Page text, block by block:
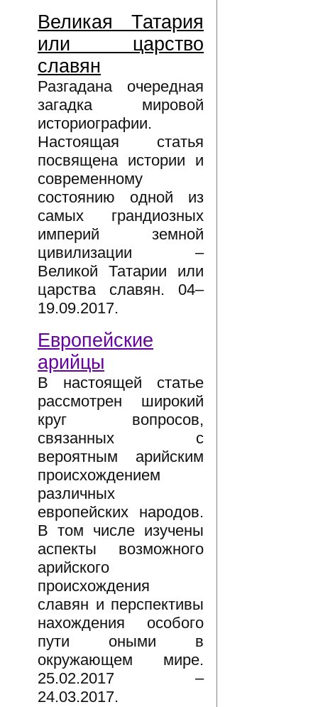
Великая Татария
или царство
славян
Разгадана очередная
загадка мировой
историографии.
Настоящая статья
посвящена истории и
современному
состоянию одной из
самых грандиозных
империй земной
цивилизации –
Великой Татарии или
царства славян. 04–
19.09.2017.
Европейские
арийцы
В настоящей статье
рассмотрен широкий
круг вопросов,
связанных с
вероятным арийским
происхождением
различных
европейских народов.
В том числе изучены
аспекты возможного
арийского
происхождения
славян и перспективы
нахождения особого
пути оными в
окружающем мире.
25.02.2017 –
24.03.2017.